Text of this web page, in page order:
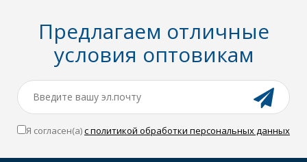
Предлагаем отличные
условия оптовикам
Я согласен(a)с политикой обработки персональных данных